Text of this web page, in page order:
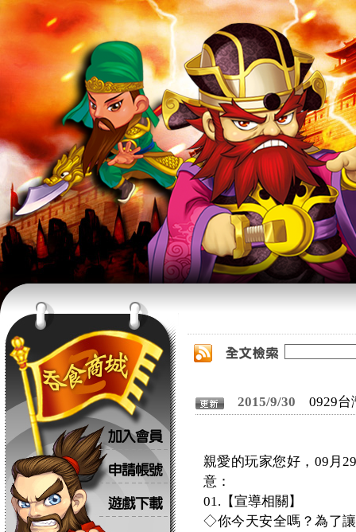
2015/9/30 0929台
親愛的玩家您好，09月
意：
01.【宣導相關】
◇你今天安全嗎？為了